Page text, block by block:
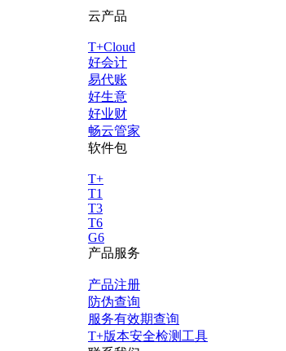
云产品
T+Cloud
好会计
易代账
好生意
好业财
畅云管家
软件包
T+
T1
T3
T6
G6
产品服务
产品注册
防伪查询
服务有效期查询
T+版本安全检测工具